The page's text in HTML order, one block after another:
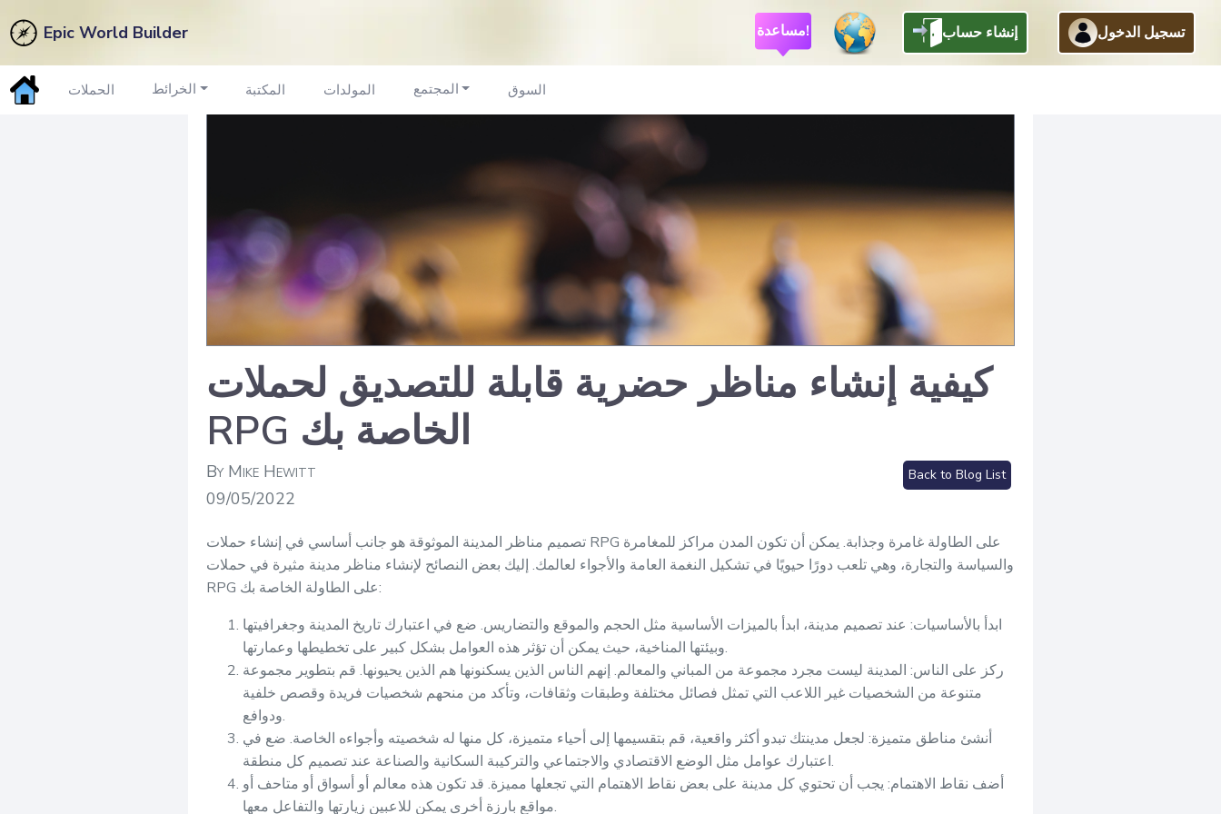
Epic World Builder مساعدة! إنشاء حساب تسجيل الدخول
الحملات الخرائط المكتبة المولدات المجتمع السوق
كيفية إنشاء مناظر حضرية قابلة للتصديق لحملات
RPG الخاصة بك
By Mike Hewitt
09/05/2022
Back to Blog List
تصميم مناظر المدينة الموثوقة هو جانب أساسي في إنشاء حملات RPG على الطاولة غامرة وجذابة. يمكن أن تكون المدن مراكز للمغامرة
والسياسة والتجارة، وهي تلعب دورًا حيويًا في تشكيل النغمة العامة والأجواء لعالمك. إليك بعض النصائح لإنشاء مناظر مدينة مثيرة في حملات
RPG على الطاولة الخاصة بك:
ابدأ بالأساسيات: عند تصميم مدينة، ابدأ بالميزات الأساسية مثل الحجم والموقع والتضاريس. ضع في اعتبارك تاريخ المدينة وجغرافيتها
وبيئتها المناخية، حيث يمكن أن تؤثر هذه العوامل بشكل كبير على تخطيطها وعمارتها.
ركز على الناس: المدينة ليست مجرد مجموعة من المباني والمعالم. إنهم الناس الذين يسكنونها هم الذين يحيونها. قم بتطوير مجموعة
متنوعة من الشخصيات غير اللاعب التي تمثل فصائل مختلفة وطبقات وثقافات، وتأكد من منحهم شخصيات فريدة وقصص خلفية
ودوافع.
أنشئ مناطق متميزة: لجعل مدينتك تبدو أكثر واقعية، قم بتقسيمها إلى أحياء متميزة، كل منها له شخصيته وأجواءه الخاصة. ضع في
اعتبارك عوامل مثل الوضع الاقتصادي والاجتماعي والتركيبة السكانية والصناعة عند تصميم كل منطقة.
أضف نقاط الاهتمام: يجب أن تحتوي كل مدينة على بعض نقاط الاهتمام التي تجعلها مميزة. قد تكون هذه معالم أو أسواق أو متاحف أو
مواقع بارزة أخرى يمكن للاعبين زيارتها والتفاعل معها.